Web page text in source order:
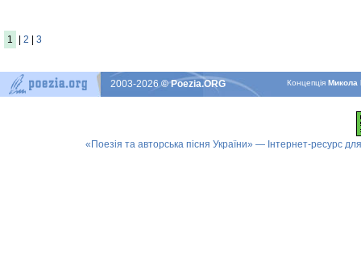
1 2 3
КонцепцiяМикола
2003-2026© Poezia.ORG
«Поезія та авторська пісня України» — Інтернет-ресурс